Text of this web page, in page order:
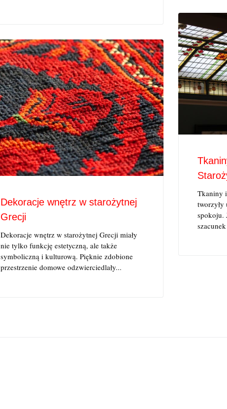
Dekoracje wnętrz w starożytnej
Grecji
Dekoracje wnętrz w starożytnej Grecji miały
nie tylko funkcję estetyczną, ale także
symboliczną i kulturową. Pięknie zdobione
przestrzenie domowe odzwierciedlały...
Tkaniny
tworzyły
spokoju.